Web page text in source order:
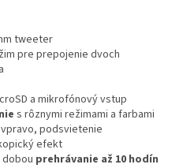
tweeter
pre prepojenie dvoch
a mikrofónový vstup
s rôznymi režimami a farbami
podsvietenie
efekt
dobou prehrávanie až 10 hodín